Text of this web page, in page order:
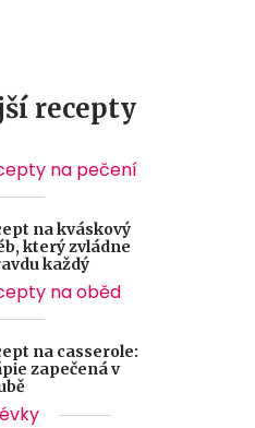
recepty
na pečení
na kváskový
který zvládne
každý
na oběd
na casserole:
zapečená v